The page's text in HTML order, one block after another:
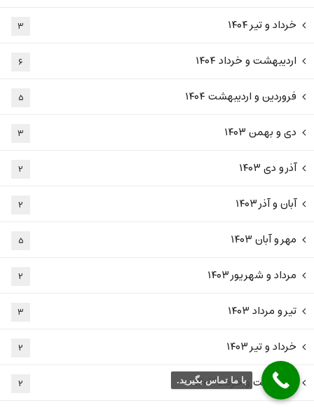
خرداد و تیر ۱۴۰۴ ۳
اردیبهشت و خرداد ۱۴۰۴ ۶
فروردین و اردیبهشت ۱۴۰۴ ۵
دی و بهمن ۱۴۰۳ ۳
آذر و دی ۱۴۰۳ ۲
آبان و آذر ۱۴۰۳ ۲
مهر و آبان ۱۴۰۳ ۵
مرداد و شهریور ۱۴۰۳ ۲
تیر و مرداد ۱۴۰۳ ۳
خرداد و تیر ۱۴۰۳ ۲
اردیبهشت و خرداد ۱۴۰۳ ۲ با ما تماس بگیرید.